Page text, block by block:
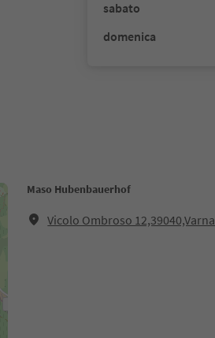
sabato
domenica
Maso Hubenbauerhof
Vicolo Ombroso 12,39040,Varna